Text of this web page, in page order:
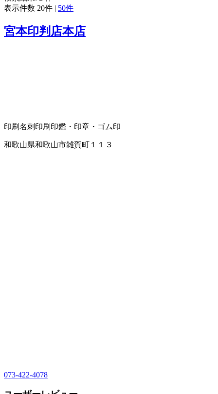
表示件数 20件 | 50件
宮本印判店本店
印刷名刺印刷 印鑑・印章・ゴム印
和歌山県和歌山市雑賀町１１３
073-422-4078